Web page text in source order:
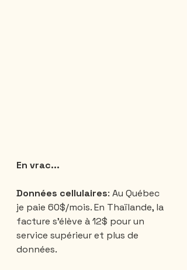
En vrac...
Données cellulaires: Au Québec
je paie 60$/mois. En Thaïlande, la
facture s'élève à 12$ pour un
service supérieur et plus de
données.